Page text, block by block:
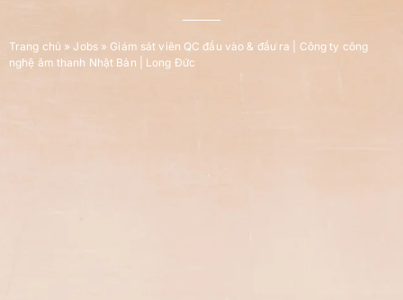
Trang chủ »Jobs» Giám sát viên QC đầu vào & đầu ra | Công ty công
nghệ âm thanh Nhật Bản | Long Đức